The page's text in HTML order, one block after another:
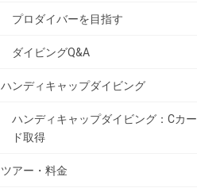
プロダイバーを目指す
ダイビングQ&A
ハンディキャップダイビング
ハンディキャップダイビング：Cカー
ド取得
ツアー・料金